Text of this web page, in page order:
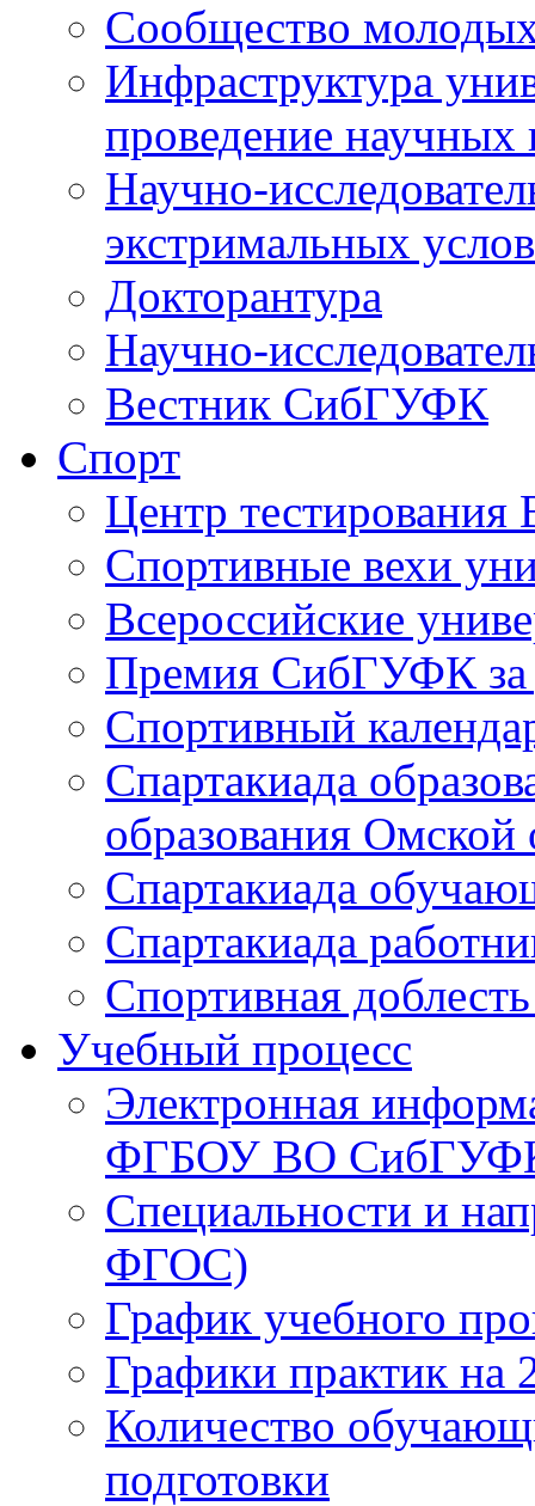
Сообщество
Инфраструктура
проведение научных
Научно-
экстримальных
Докторантура
Научно-
Вестник СибГУФК
Спорт
Центр
Спортивные вехи
Всероссийские
Премия СибГУФК за
Спортивный
Спартакиада
образования Омской
Спартакиада
Спартакиада
Спортивная
Учебный процесс
Электронная
ФГБОУ ВО
Специальности и
ФГОС)
График учебного
Графики практик на
Количество
подготовки